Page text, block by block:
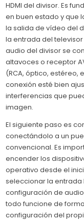
HDMI del divisor. Es
en buen estado y que
la salida de vídeo del
la entrada del
audio del divisor se
altavoces o receptor
(RCA, óptico, estéreo,
conexión esté bien
interferencias que
imagen.
El siguiente paso es
conectándolo a un
convencional. Es
encender los
operativo desde el
seleccionar la entrada
configuración de
todo funcione de
configuración del